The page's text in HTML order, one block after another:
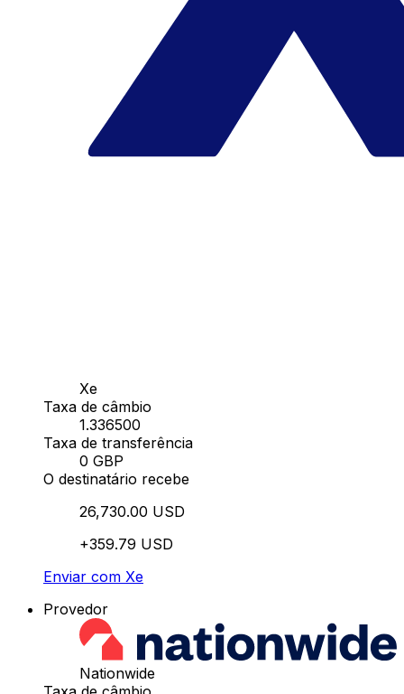
Xe
Taxa de câmbio
1.336500
Taxa de transferência
0 GBP
O destinatário recebe
26,730.00 USD
+359.79 USD
Enviar com Xe
Provedor
Nationwide